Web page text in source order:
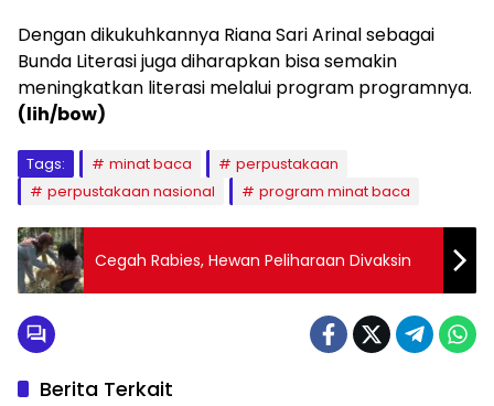
Dengan dikukuhkannya Riana Sari Arinal sebagai
Bunda Literasi juga diharapkan bisa semakin
meningkatkan literasi melalui program programnya.
(lih/bow)
Tags: minat baca
perpustakaan
perpustakaan nasional
program minat baca
Cegah Rabies, Hewan Peliharaan Divaksin
Berita Terkait